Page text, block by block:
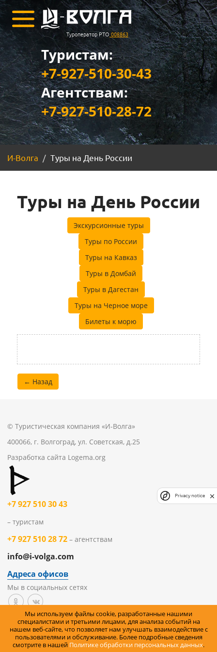
Туроператор РТО 008863
Туристам:
+7-927-510-30-43
Агентствам:
+7-927-510-28-72
И-Волга Туры на День России
Туры на День России
Экскурсионные туры
Туры по России
Туры на Кавказ
Туры в Домбай
Туры в Дагестан
Туры на Черное море
Билеты к морю
← Назад
© Туристическая компания «И-Волга»
400066, г. Волгоград, ул. Советская, д.25
Разработка сайта Logema.org
+7 927 510 30 43
– туристам
+7 927 510 28 72 – агентствам
info@i-volga.com
Адреса офисов
Мы в социальных сетях
Политика организации в отношении обработки
персональных данных на сайте
Правила возврата товара
Мы используем файлы cookie, разработанные нашими
специалистами и третьими лицами, для анализа событий на
нашем веб-сайте, что позволяет нам улучшать взаимодействие с
пользователями и обслуживание. Более подробные сведения
смотрите в нашей Политике обработки персональных данных.
Privacy notice